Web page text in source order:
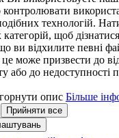
контролювати
технологій.
щоб
ви відхилите певні
це може призвести до
або до недоступності
опис Більше
Прийняти все